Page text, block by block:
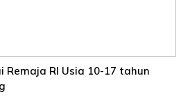
RI Usia 10-17 tahun